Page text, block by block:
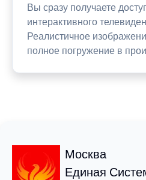
Вы сразу получаете
интерактивного
Реалистичное
полное погружение в
Москва
Единая